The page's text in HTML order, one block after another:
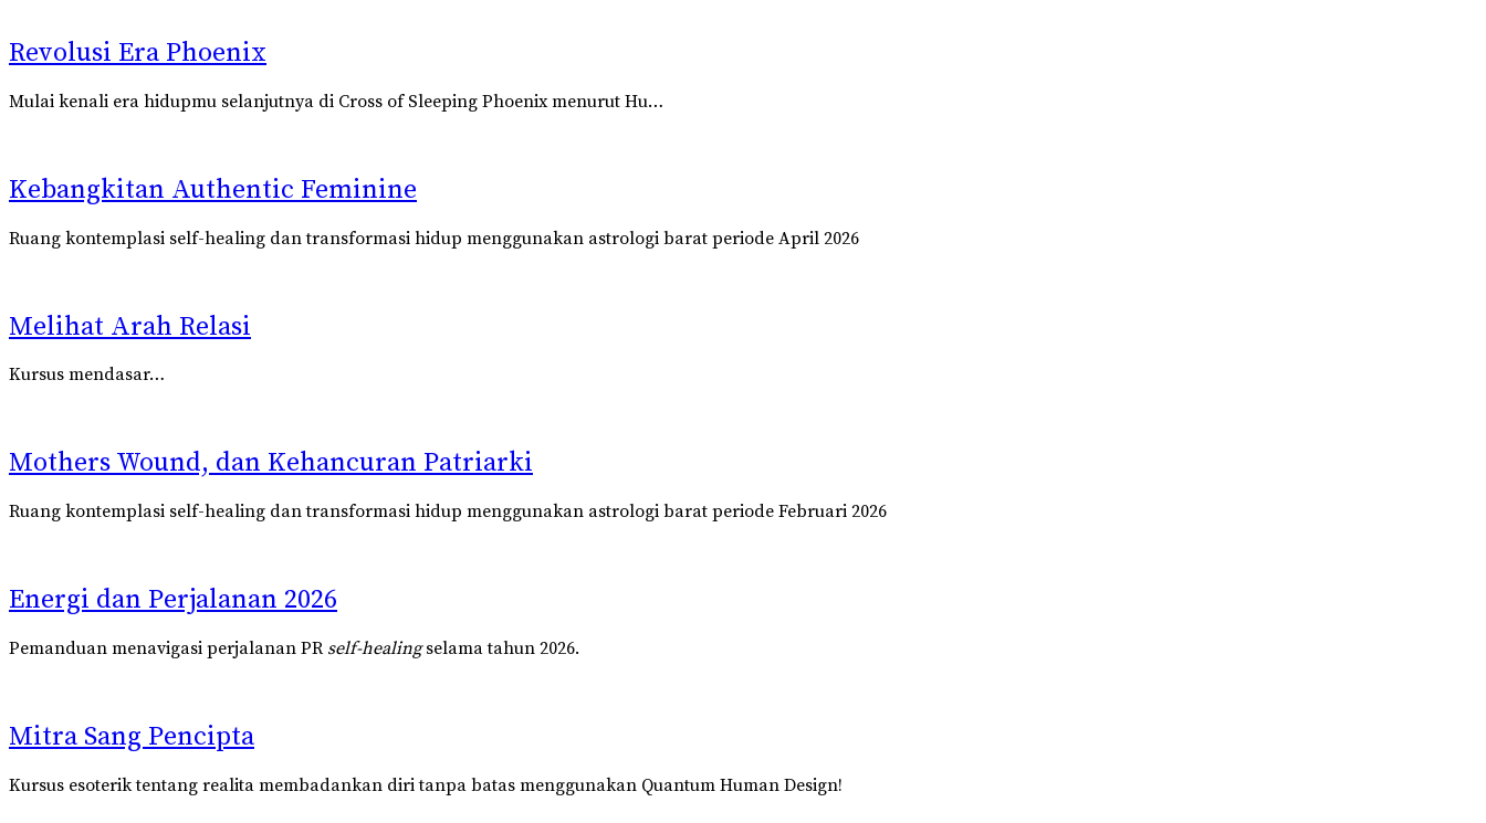
Revolusi Era Phoenix
Mulai kenali era hidupmu selanjutnya di Cross of Sleeping Phoenixmenurut Hu…
Kebangkitan Authentic Feminine
Ruang kontemplasi self-healing dan transformasi hidup menggunakan astrologi barat periode April 2026
Melihat Arah Relasi
Kursus mendasar…
Mothers Wound, dan Kehancuran Patriarki
Ruang kontemplasi self-healing dan transformasi hidup menggunakan astrologi barat periode Februari 2026
Energi dan Perjalanan 2026
Pemanduan menavigasi perjalanan PR self-healingselama tahun 2026.
Mitra Sang Pencipta
Kursus esoterik tentang realita membadankan diri tanpa batas menggunakan Quantum Human Design!